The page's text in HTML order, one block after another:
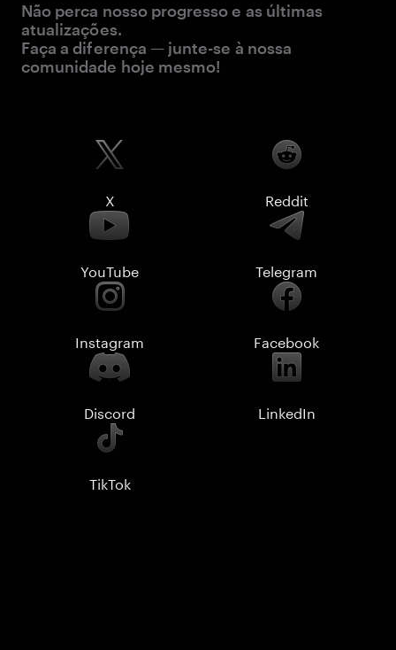
Não perca nosso progresso e as últimas
atualizações.
Faça a diferença — junte-se à nossa
comunidade hoje mesmo!
X Reddit
YouTube Telegram
Instagram Facebook
Discord LinkedIn
TikTok